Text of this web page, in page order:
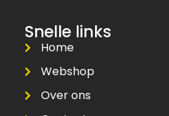
Snelle links
Home
Webshop
Over ons